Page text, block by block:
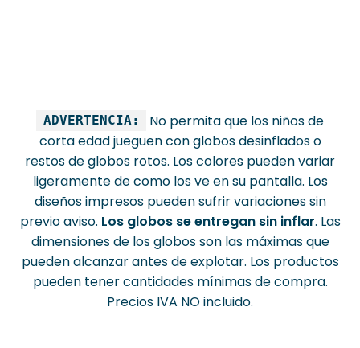
ADVERTENCIA:
No permita que los niños de
corta edad jueguen con globos desinflados o
restos de globos rotos. Los colores pueden variar
ligeramente de como los ve en su pantalla. Los
diseños impresos pueden sufrir variaciones sin
previo aviso. Los globos se entregan sin inflar. Las
dimensiones de los globos son las máximas que
pueden alcanzar antes de explotar. Los productos
pueden tener cantidades mínimas de compra.
Precios IVA NO incluido.